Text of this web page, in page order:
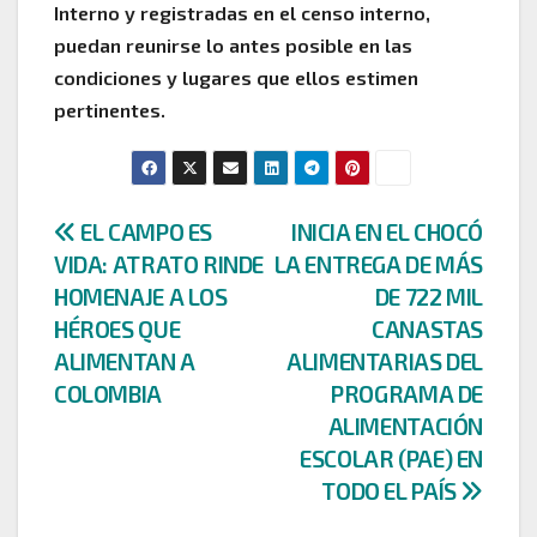
Interno y registradas en el censo interno,
puedan reunirse lo antes posible en las
condiciones y lugares que ellos estimen
pertinentes.
Navegación
de
entradas
INICIA EN EL CHOCÓ
LA ENTREGA DE MÁS
DE 722 MIL
CANASTAS
ALIMENTARIAS DEL
PROGRAMA DE
ALIMENTACIÓN
ESCOLAR (PAE) EN
TODO EL PAÍS
EL CAMPO ES
VIDA: ATRATO RINDE
HOMENAJE A LOS
HÉROES QUE
ALIMENTAN A
COLOMBIA